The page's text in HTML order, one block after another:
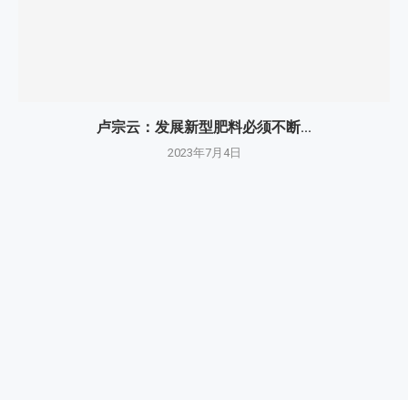
卢宗云：发展新型肥料必须不断...
2023年7月4日